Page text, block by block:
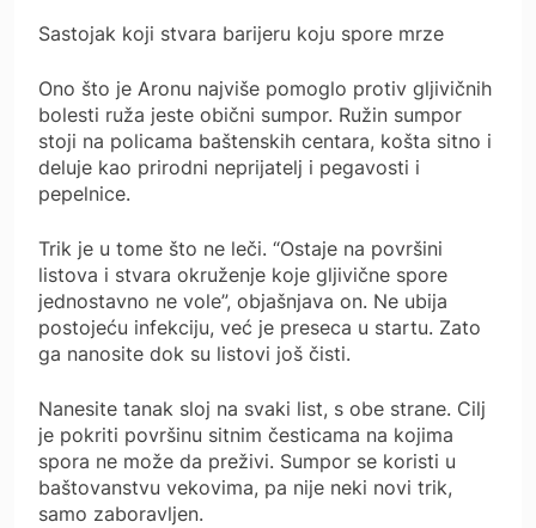
Sastojak koji stvara barijeru koju spore mrze
Ono što je Aronu najviše pomoglo protiv gljivičnih
bolesti ruža jeste obični sumpor. Ružin sumpor
stoji na policama baštenskih centara, košta sitno i
deluje kao prirodni neprijatelj i pegavosti i
pepelnice.
Trik je u tome što ne leči. “Ostaje na površini
listova i stvara okruženje koje gljivične spore
jednostavno ne vole”, objašnjava on. Ne ubija
postojeću infekciju, već je preseca u startu. Zato
ga nanosite dok su listovi još čisti.
Nanesite tanak sloj na svaki list, s obe strane. Cilj
je pokriti površinu sitnim česticama na kojima
spora ne može da preživi. Sumpor se koristi u
baštovanstvu vekovima, pa nije neki novi trik,
samo zaboravljen.